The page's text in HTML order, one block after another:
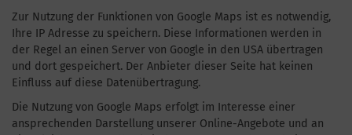
Zur Nutzung der Funktionen von Google Maps ist es notwendig,
Ihre IP Adresse zu speichern. Diese Informationen werden in
der Regel an einen Server von Google in den USA übertragen
und dort gespeichert. Der Anbieter dieser Seite hat keinen
Einfluss auf diese Datenübertragung.
Die Nutzung von Google Maps erfolgt im Interesse einer
ansprechenden Darstellung unserer Online-Angebote und an